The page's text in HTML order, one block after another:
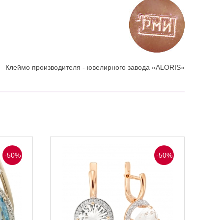
Клеймо производителя - ювелирного завода «ALORIS»
-50% -50%